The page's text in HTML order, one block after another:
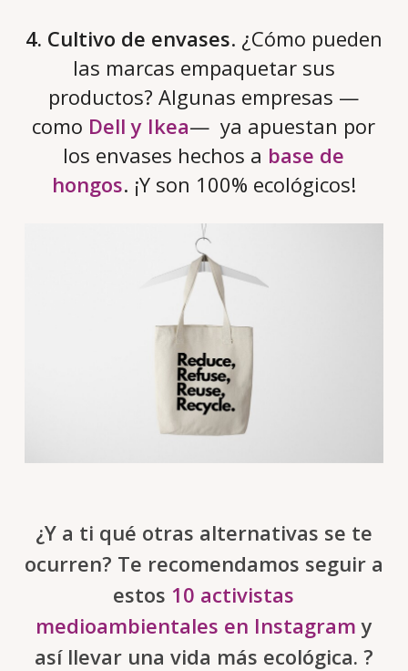
4. Cultivo de envases. ¿Cómo pueden
las marcas empaquetar sus
productos? Algunas empresas —
como Dell y Ikea— ya apuestan por
los envases hechos a base de
hongos. ¡Y son 100% ecológicos!
¿Y a ti qué otras alternativas se te
ocurren? Te recomendamos seguir a
estos 10 activistas
medioambientales en Instagram y
así llevar una vida más ecológica. ?